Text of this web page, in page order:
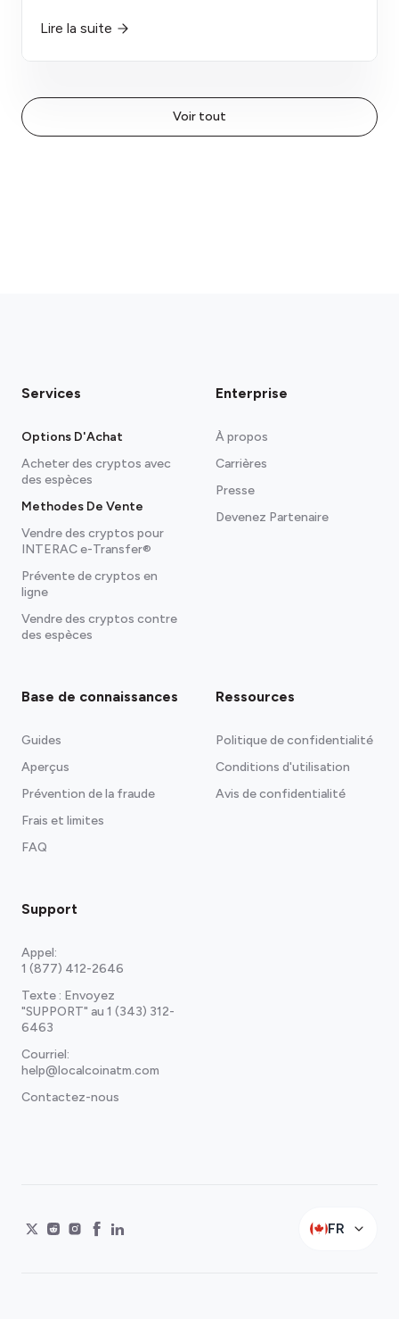
renseignements et les initiatives de sensibilisation
Lire la suite
Voir tout
Services
Options D'Achat
Acheter des cryptos avec
des espèces
Methodes De Vente
Vendre des cryptos pour
INTERAC e-Transfer®
Prévente de cryptos en
ligne
Vendre des cryptos contre
des espèces
Enterprise
À propos
Carrières
Presse
Devenez Partenaire
Base de connaissances
Guides
Aperçus
Prévention de la fraude
Frais et limites
FAQ
Ressources
Politique de confidentialité
Conditions d'utilisation
Avis de confidentialité
Support
Appel:
1 (877) 412-2646
Texte : Envoyez
"SUPPORT" au 1 (343) 312-
6463
Courriel:
help@localcoinatm.com
Contactez-nous
FR